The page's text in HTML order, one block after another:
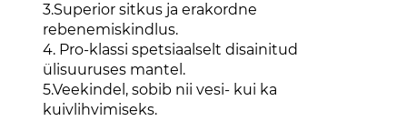
3.Superior sitkus ja erakordne
rebenemiskindlus.
4. Pro-klassi spetsiaalselt disainitud
ülisuuruses mantel.
5.Veekindel, sobib nii vesi- kui ka
kuivlihvimiseks.